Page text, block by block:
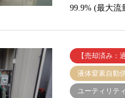
99.9% (最
【売却済み：
液体窒素自動
ユーティリテ